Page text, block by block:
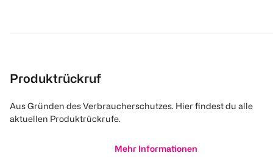
Produktrückruf
Aus Gründen des Verbraucherschutzes. Hier findest du alle
aktuellen Produktrückrufe.
Mehr Informationen